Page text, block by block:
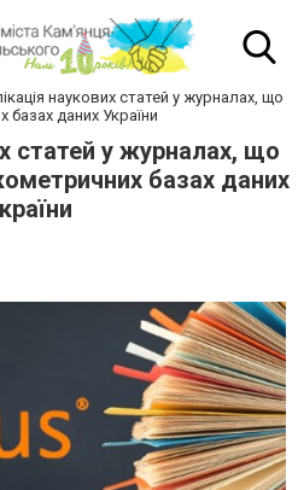
наукових статей у журналах, що
базах даних України
статей у журналах, що
базах даних